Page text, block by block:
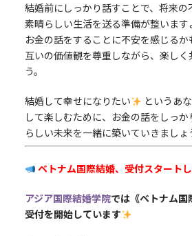
結婚前にしっかり話すことで、将来の
素晴らしい生活を送る準備が整います
お金の話をすることに不安を感じる
互いの価値観を尊重しながら、楽し
う。
結婚して幸せになりたい
というあ
して楽しむために、お金の話をしっ
らしい未来を一緒に築いていきましょ
ベトナム国際結婚、受付スタート
アジア国際結婚学院では《ベトナム国
受付を開始しています